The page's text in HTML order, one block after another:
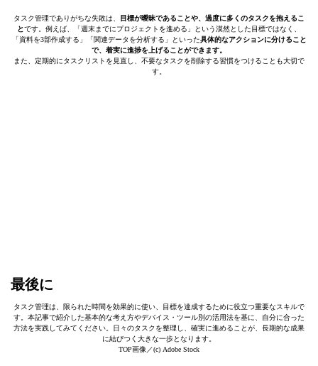
タスク管理でありがちな失敗は、
目標が曖昧であることや、過度に多くのタスクを抱えるこ
とです。例えば、「週末までにプロジェクトを進める」という漠然とした目標ではなく、
「資料を3部作成する」「関連データを分析する」といった具体的なアクションに分けること
で、着実に進捗を上げることができます。
また、定期的にタスクリストを見直し、不要なタスクを削除する習慣をつけることも大切で
す。
最後に
タスク管理は、限られた時間を効果的に使い、目標を達成するために役立つ重要なスキルで
す。本記事で紹介した基本的な考え方やデバイス・ツール別の活用法を基に、自分に合った
方法を実践してみてください。日々のタスクを整理し、確実に進めることが、長期的な成果
に結びつく大きな一歩となります。
TOP画像／(c) Adobe Stock